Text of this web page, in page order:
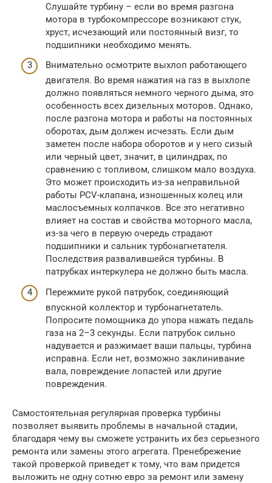
Слушайте турбину – если во время разгона
мотора в турбокомпрессоре возникают стук,
хруст, исчезающий или постоянный визг, то
подшипники необходимо менять.
Внимательно осмотрите выхлоп работающего
двигателя. Во время нажатия на газ в выхлопе
должно появляться немного черного дыма, это
особенность всех дизельных моторов. Однако,
после разгона мотора и работы на постоянных
оборотах, дым должен исчезать. Если дым
заметен после набора оборотов и у него сизый
или черный цвет, значит, в цилиндрах, по
сравнению с топливом, слишком мало воздуха.
Это может происходить из-за неправильной
работы PCV-клапана, изношенных колец или
маслосъемных колпачков. Все это негативно
влияет на состав и свойства моторного масла,
из-за чего в первую очередь страдают
подшипники и сальник турбонагнетателя.
Последствия развалившейся турбины. В
патрубках интеркулера не должно быть масла.
Пережмите рукой патрубок, соединяющий
впускной коллектор и турбонагнетатель.
Попросите помощника до упора нажать педаль
газа на 2–3 секунды. Если патрубок сильно
надувается и разжимает ваши пальцы, турбина
исправна. Если нет, возможно заклинивание
вала, повреждение лопастей или другие
повреждения.
Самостоятельная регулярная проверка турбины
позволяет выявить проблемы в начальной стадии,
благодаря чему вы сможете устранить их без серьезного
ремонта или замены этого агрегата. Пренебрежение
такой проверкой приведет к тому, что вам придется
выложить не одну сотню евро за ремонт или замену